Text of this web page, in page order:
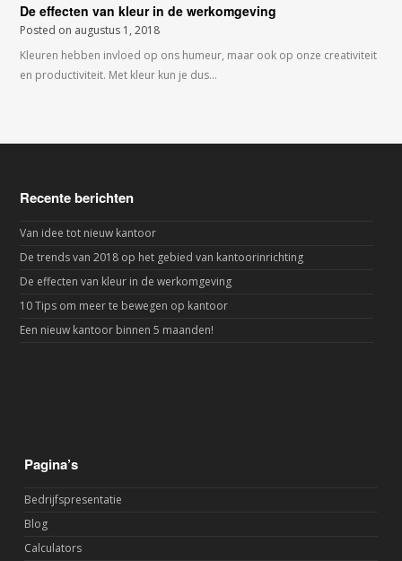
De effecten van kleur in de werkomgeving
Posted on augustus 1, 2018
Kleuren hebben invloed op ons humeur, maar ook op onze creativiteit
en productiviteit. Met kleur kun je dus…
Recente berichten
Van idee tot nieuw kantoor
De trends van 2018 op het gebied van kantoorinrichting
De effecten van kleur in de werkomgeving
10 Tips om meer te bewegen op kantoor
Een nieuw kantoor binnen 5 maanden!
Pagina’s
Bedrijfspresentatie
Blog
Calculators